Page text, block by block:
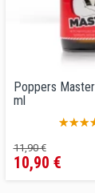
Poppers
ml
Precio
regular
11,90 €Precio
10,90 €